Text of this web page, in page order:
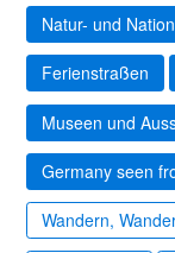
Natur- und
Ferienstraßen
Museen und
Germany seen
Wandern,